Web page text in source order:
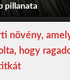
pillanata
növény,
hogy